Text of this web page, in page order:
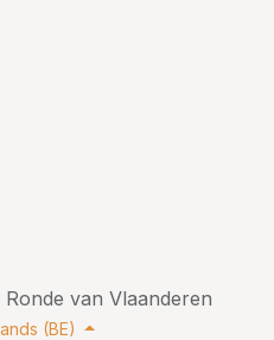
van Vlaanderen
(BE)